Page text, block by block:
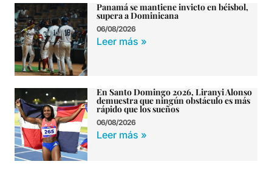
Panamá se mantiene invicto en béisbol,
supera a Dominicana
06/08/2026
Leer más »
En Santo Domingo 2026, Liranyi Alonso
demuestra que ningún obstáculo es más
rápido que los sueños
06/08/2026
Leer más »